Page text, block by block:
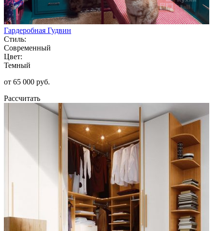
Гардеробная Гудвин
Стиль:
Современный
Цвет:
Темный
от 65 000 руб.
Рассчитать